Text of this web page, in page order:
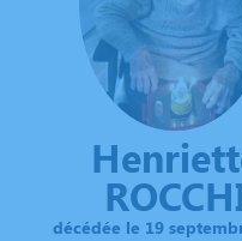
décédée le 19